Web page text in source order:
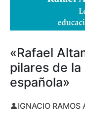
«Rafael
pilares de
española»
IGNACIO RAMOS